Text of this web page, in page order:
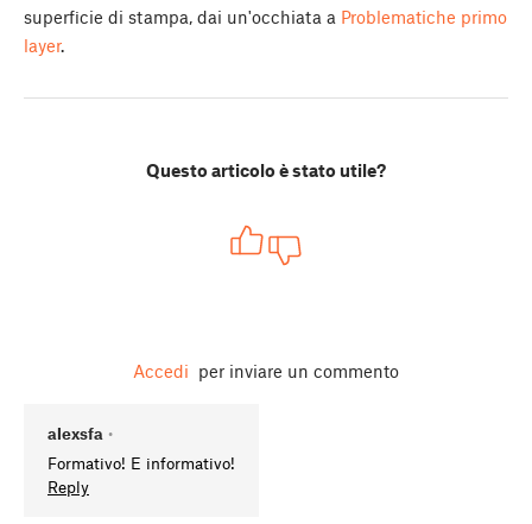
superficie di stampa, dai un'occhiata a Problematiche primo
layer.
Questo articolo è stato utile?
Accedi per inviare un commento
alexsfa •
Formativo! E informativo!
Reply